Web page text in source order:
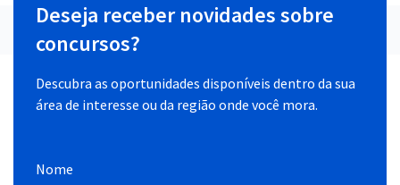
Deseja receber novidades sobre
concursos?
Descubra as oportunidades disponíveis dentro da sua
área de interesse ou da região onde você mora.
Nome